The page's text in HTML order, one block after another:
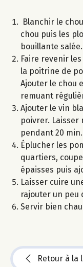
Blanchir le
chou puis les
bouillante
Faire revenir
la poitrine de
Ajouter le chou
remuant
Ajouter le vin
poivrer. Laisser
pendant 20 min.
Éplucher les
quartiers,
épaisses puis
Laisser cuire
rajouter un peu
Servir bien
Retour à la